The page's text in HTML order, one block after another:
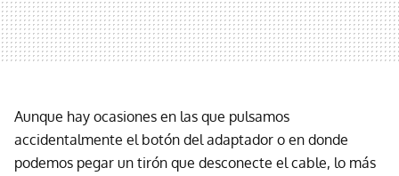
Aunque hay ocasiones en las que pulsamos
accidentalmente el botón del adaptador o en donde
podemos pegar un tirón que desconecte el cable, lo más